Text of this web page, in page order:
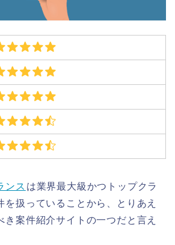
ンス は業界最大級かつトップクラ
を扱っていることから、とりあえ
き案件紹介サイトの一つだと言え